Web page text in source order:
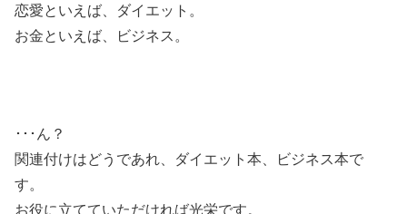
恋愛といえば、ダイエット。
お金といえば、ビジネス。
･･･ん？
関連付けはどうであれ、ダイエット本、ビジネス本で
す。
お役に立てていただければ光栄です。